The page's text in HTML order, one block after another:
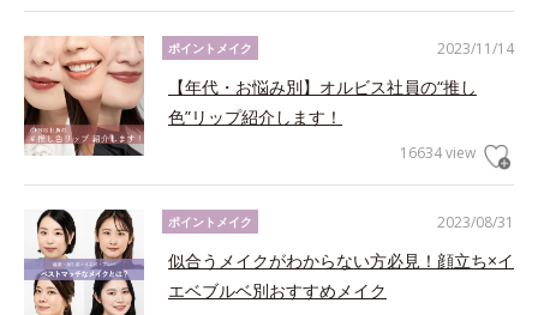
2023/11/14
ポイントメイク
【年代・お悩み別】オルビス社員の“推し
色”リップ紹介します！
16634 view
2023/08/31
ポイントメイク
似合うメイクがわからない方必見！顔立ち×イ
エベブルベ別おすすめメイク